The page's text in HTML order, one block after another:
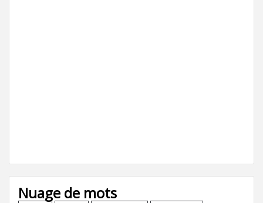
Nuage de mots